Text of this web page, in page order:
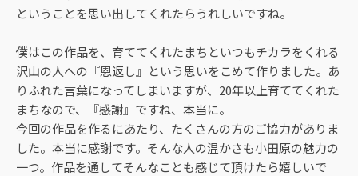
ということを思い出してくれたらうれしいですね。
僕はこの作品を、育ててくれたまちといつもチカラをくれる
沢山の人への『恩返し』という思いをこめて作りました。あ
りふれた言葉になってしまいますが、20年以上育ててくれた
まちなので、『感謝』ですね、本当に。
今回の作品を作るにあたり、たくさんの方のご協力がありま
した。本当に感謝です。そんな人の温かさも小田原の魅力の
一つ。作品を通してそんなことも感じて頂けたら嬉しいで